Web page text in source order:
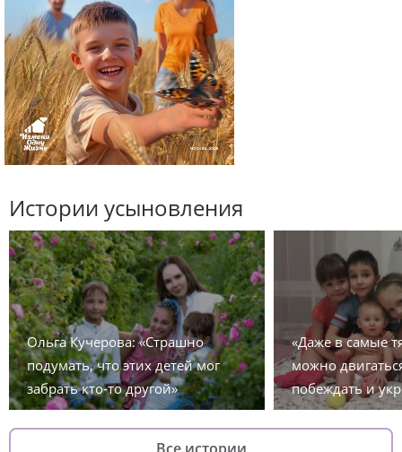
Истории усыновления
Ольга Кучерова: «Страшно
подумать, что этих детей мог
забрать кто-то другой»
«Даже в самые
можно
побеждать и